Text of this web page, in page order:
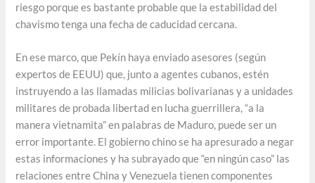
riesgo porque es bastante probable que la estabilidad del
chavismo tenga una fecha de caducidad cercana.
En ese marco, que Pekín haya enviado asesores (según
expertos de EEUU) que, junto a agentes cubanos, estén
instruyendo a las llamadas milicias bolivarianas y a unidades
militares de probada libertad en lucha guerrillera, “a la
manera vietnamita” en palabras de Maduro, puede ser un
error importante. El gobierno chino se ha apresurado a negar
estas informaciones y ha subrayado que “en ningún caso” las
relaciones entre China y Venezuela tienen componentes